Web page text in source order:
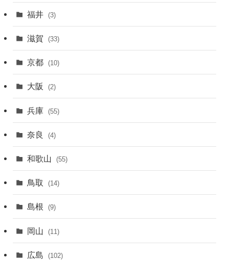
福井 (3)
滋賀 (33)
京都 (10)
大阪 (2)
兵庫 (55)
奈良 (4)
和歌山 (55)
鳥取 (14)
島根 (9)
岡山 (11)
広島 (102)